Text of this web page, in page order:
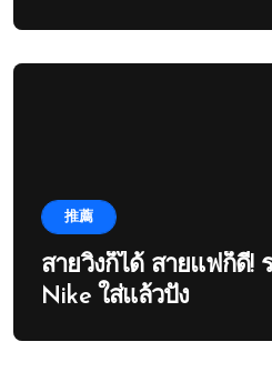
推薦
สายวิ่งก็ได้ สายแฟก็ดี!
Nike ใส่แล้วปัง